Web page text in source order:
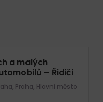
a malých
– Řidiči
Praha, Hlavní město